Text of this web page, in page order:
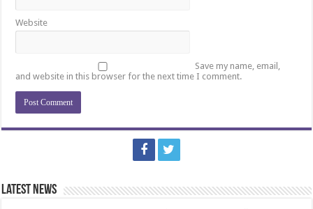
Website
Save my name, email,
and website in this browser for the next time I comment.
Latest News